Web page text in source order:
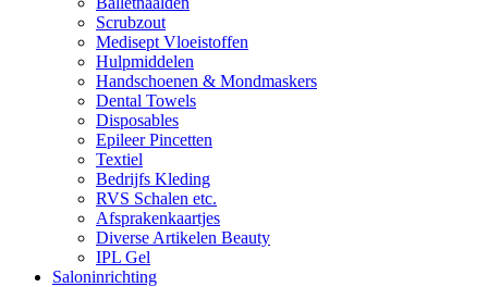
Scrubzout
Medisept Vloeistoffen
Hulpmiddelen
Handschoenen & Mondmaskers
Dental Towels
Disposables
Epileer Pincetten
Textiel
Bedrijfs Kleding
RVS Schalen etc.
Afsprakenkaartjes
Diverse Artikelen Beauty
IPL Gel
Saloninrichting